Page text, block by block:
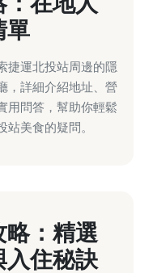
單
捷運北投站周邊的隱
，詳細介紹地址、營
用問答，幫助你輕鬆
美食的疑問。
略：精選
入住秘訣